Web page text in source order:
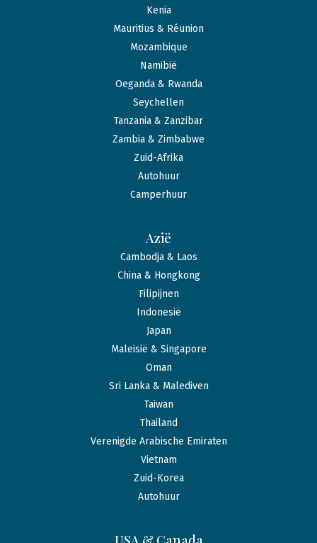
Kenia
Mauritius & Réunion
Mozambique
Namibië
Oeganda & Rwanda
Seychellen
Tanzania & Zanzibar
Zambia & Zimbabwe
Zuid-Afrika
Autohuur
Camperhuur
Azië
Cambodja & Laos
China & Hongkong
Filipijnen
Indonesië
Japan
Maleisië & Singapore
Oman
Sri Lanka & Malediven
Taiwan
Thailand
Verenigde Arabische Emiraten
Vietnam
Zuid-Korea
Autohuur